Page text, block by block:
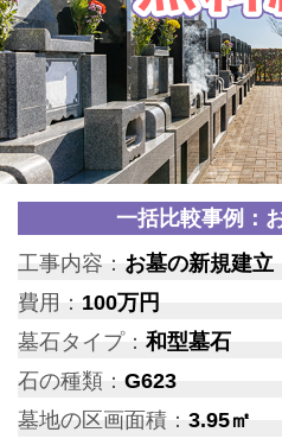
一括比較事例：
工事内容： お墓の新規建立
費用： 100万円
墓石タイプ：和型墓石
石の種類： G623
墓地の区画面積： 3.95㎡